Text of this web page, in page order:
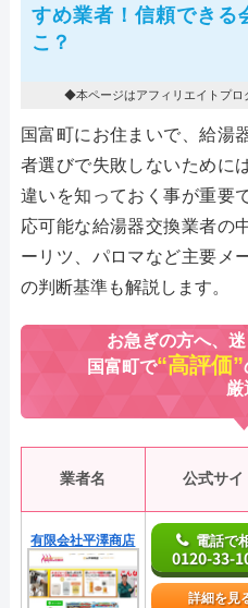
すめ業者！信頼できる
こ？
◆本ページはアフィリエイトプロ
国富町にお住まいで、給湯
者選びで失敗しないために
違いを知っておく事が重要
応可能な給湯器交換業者の
ーリツ、パロマなど主要メ
の判断基準も解説します。
お急ぎの方へ、
国富町で“高評価”
厳
業者名 公式サイ
有限会社平澤商店 電話で
0120-33-
詳細を見